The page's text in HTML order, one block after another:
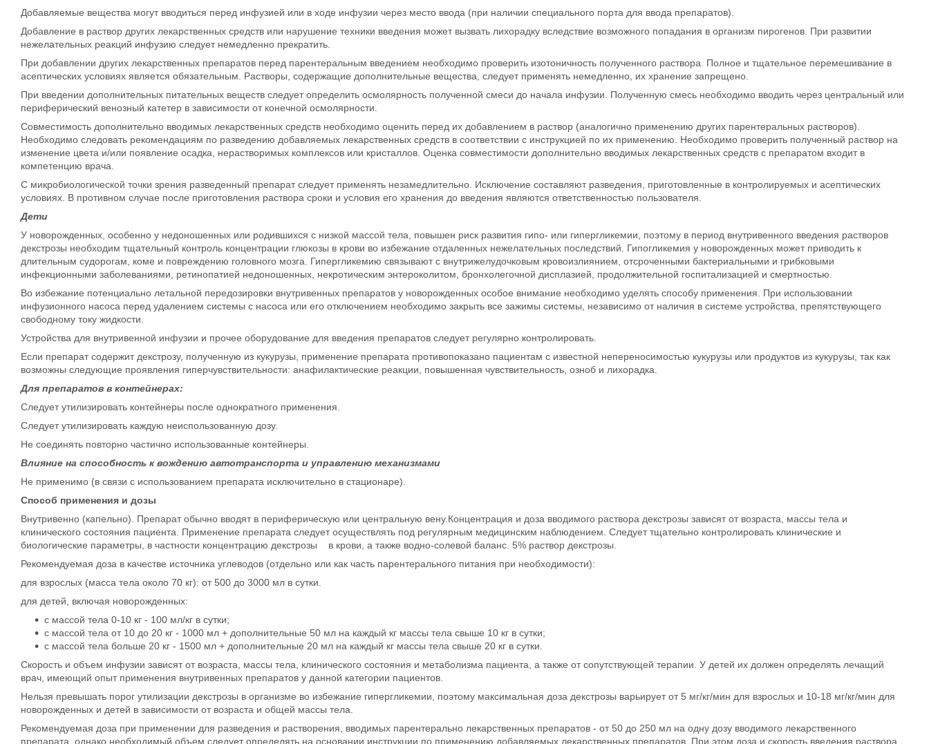
Добавляемые вещества могут вводиться перед инфузией или в ходе инфузии через место ввода (при наличии специального порта для ввода препаратов).
Добавление в раствор других лекарственных средств или нарушение техники введения может вызвать лихорадку вследствие возможного попадания в организм пирогенов. При развитии
нежелательных реакций инфузию следует немедленно прекратить.
При добавлении других лекарственных препаратов перед парентеральным введением необходимо проверить изотоничность полученного раствора. Полное и тщательное перемешивание в
асептических условиях является обязательным. Растворы, содержащие дополнительные вещества, следует применять немедленно, их хранение запрещено.
При введении дополнительных питательных веществ следует определить осмолярность полученной смеси до начала инфузии. Полученную смесь необходимо вводить через центральный или
периферический венозный катетер в зависимости от конечной осмолярности.
Совместимость дополнительно вводимых лекарственных средств необходимо оценить перед их добавлением в раствор (аналогично применению других парентеральных растворов).
Необходимо следовать рекомендациям по разведению добавляемых лекарственных средств в соответствии с инструкцией по их применению. Необходимо проверить полученный раствор на
изменение цвета и/или появление осадка, нерастворимых комплексов или кристаллов. Оценка совместимости дополнительно вводимых лекарственных средств с препаратом входит в
компетенцию врача.
С микробиологической точки зрения разведенный препарат следует применять незамедлительно. Исключение составляют разведения, приготовленные в контролируемых и асептических
условиях. В противном случае после приготовления раствора сроки и условия его хранения до введения являются ответственностью пользователя.
Дети
У новорожденных, особенно у недоношенных или родившихся с низкой массой тела, повышен риск развития гипо- или гипергликемии, поэтому в период внутривенного введения растворов
декстрозы необходим тщательный контроль концентрации глюкозы в крови во избежание отдаленных нежелательных последствий. Гипогликемия у новорожденных может приводить к
длительным судорогам, коме и повреждению головного мозга. Гипергликемию связывают с внутрижелудочковым кровоизлиянием, отсроченными бактериальными и грибковыми
инфекционными заболеваниями, ретинопатией недоношенных, некротическим энтероколитом, бронхолегочной дисплазией, продолжительной госпитализацией и смертностью.
Во избежание потенциально летальной передозировки внутривенных препаратов у новорожденных особое внимание необходимо уделять способу применения. При использовании
инфузионного насоса перед удалением системы с насоса или его отключением необходимо закрыть все зажимы системы, независимо от наличия в системе устройства, препятствующего
свободному току жидкости.
Устройства для внутривенной инфузии и прочее оборудование для введения препаратов следует регулярно контролировать.
Если препарат содержит декстрозу, полученную из кукурузы, применение препарата противопоказано пациентам с известной непереносимостью кукурузы или продуктов из кукурузы, так как
возможны следующие проявления гиперчувствительности: анафилактические реакции, повышенная чувствительность, озноб и лихорадка.
Для препаратов в контейнерах:
Следует утилизировать контейнеры после однократного применения.
Следует утилизировать каждую неиспользованную дозу.
Не соединять повторно частично использованные контейнеры.
Влияние на способность к вождению автотранспорта и управлению механизмами
Не применимо (в связи с использованием препарата исключительно в стационаре).
Способ применения и дозы
Внутривенно (капельно). Препарат обычно вводят в периферическую или центральную вену.Концентрация и доза вводимого раствора декстрозы зависят от возраста, массы тела и
клинического состояния пациента. Применение препарата следует осуществлять под регулярным медицинским наблюдением. Следует тщательно контролировать клинические и
биологические параметры, в частности концентрацию декстрозы в крови, а также водно-солевой баланс. 5% раствор декстрозы.
Рекомендуемая доза в качестве источника углеводов (отдельно или как часть парентерального питания при необходимости):
для взрослых (масса тела около 70 кг): от 500 до 3000 мл в сутки.
для детей, включая новорожденных:
с массой тела 0-10 кг - 100 мл/кг в сутки;
с массой тела от 10 до 20 кг - 1000 мл + дополнительные 50 мл на каждый кг массы тела свыше 10 кг в сутки;
с массой тела больше 20 кг - 1500 мл + дополнительные 20 мл на каждый кг массы тела свыше 20 кг в сутки.
Скорость и объем инфузии зависят от возраста, массы тела, клинического состояния и метаболизма пациента, а также от сопутствующей терапии. У детей их должен определять лечащий
врач, имеющий опыт применения внутривенных препаратов у данной категории пациентов.
Нельзя превышать порог утилизации декстрозы в организме во избежание гипергликемии, поэтому максимальная доза декстрозы варьирует от 5 мг/кг/мин для взрослых и 10-18 мг/кг/мин для
новорожденных и детей в зависимости от возраста и общей массы тела.
Рекомендуемая доза при применении для разведения и растворения, вводимых парентерально лекарственных препаратов - от 50 до 250 мл на одну дозу вводимого лекарственного
препарата, однако необходимый объем следует определять на основании инструкции по применению добавляемых лекарственных препаратов. При этом доза и скорость введения раствора